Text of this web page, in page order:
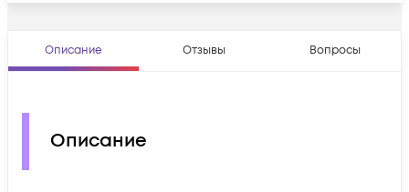
Описание Отзывы Вопросы
Описание